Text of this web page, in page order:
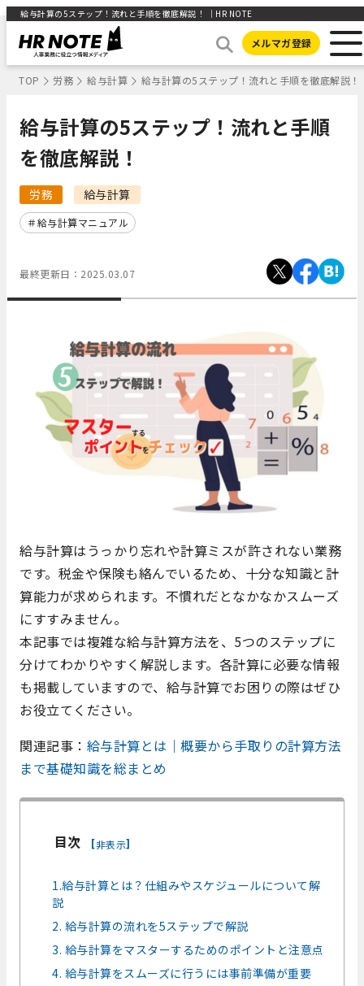
給与計算の5ステップ！流れと手順を徹底解説！ ｜HR NOTE
メルマガ登録
TOP 労務 給与計算 給与計算の5ステップ！流れと手順を徹底解説！
給与計算の5ステップ！流れと手順
を徹底解説！
労務 給与計算
給与計算マニュアル
最終更新日： 2025.03.07
給与計算はうっかり忘れや計算ミスが許されない業務
です。税金や保険も絡んでいるため、十分な知識と計
算能力が求められます。不慣れだとなかなかスムーズ
にすすみません。
本記事では複雑な給与計算方法を、5つのステップに
分けてわかりやすく解説します。各計算に必要な情報
も掲載していますので、給与計算でお困りの際はぜひ
お役立てください。
関連記事： 給与計算とは｜概要から手取りの計算方法
まで基礎知識を総まとめ
目次 [非表示]
1.給与計算とは？仕組みやスケジュールについて解
説
2. 給与計算の流れを5ステップで解説
3. 給与計算をマスターするためのポイントと注意点
4. 給与計算をスムーズに行うには事前準備が重要